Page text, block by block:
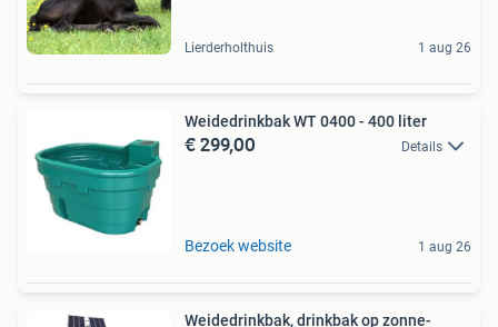
Lierderholthuis 1 aug 26
Weidedrinkbak WT 0400 - 400 liter
€ 299,00 Details
Bezoek website 1 aug 26
Weidedrinkbak, drinkbak op zonne-